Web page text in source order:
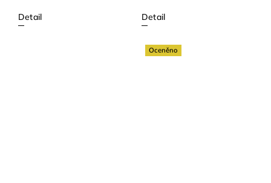
Detail Detail
Oceněno